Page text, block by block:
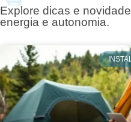
Explore dicas e
energia e autonomia.